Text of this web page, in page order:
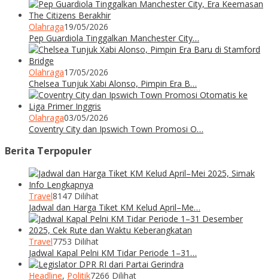
Olahraga19/05/2026
Pep Guardiola Tinggalkan Manchester City…
Olahraga17/05/2026
Chelsea Tunjuk Xabi Alonso, Pimpin Era B…
Olahraga03/05/2026
Coventry City dan Ipswich Town Promosi O…
Berita Terpopuler
Travel8147 Dilihat
Jadwal dan Harga Tiket KM Kelud April–Me…
Travel7753 Dilihat
Jadwal Kapal Pelni KM Tidar Periode 1–31…
Headline, Politik7266 Dilihat